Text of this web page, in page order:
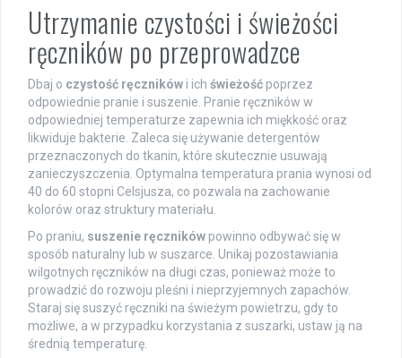
Utrzymanie czystości i świeżości
ręczników po przeprowadzce
Dbaj o czystość ręczników i ich świeżość poprzez
odpowiednie pranie i suszenie. Pranie ręczników w
odpowiedniej temperaturze zapewnia ich miękkość oraz
likwiduje bakterie. Zaleca się używanie detergentów
przeznaczonych do tkanin, które skutecznie usuwają
zanieczyszczenia. Optymalna temperatura prania wynosi od
40 do 60 stopni Celsjusza, co pozwala na zachowanie
kolorów oraz struktury materiału.
Po praniu, suszenie ręczników powinno odbywać się w
sposób naturalny lub w suszarce. Unikaj pozostawiania
wilgotnych ręczników na długi czas, ponieważ może to
prowadzić do rozwoju pleśni i nieprzyjemnych zapachów.
Staraj się suszyć ręczniki na świeżym powietrzu, gdy to
możliwe, a w przypadku korzystania z suszarki, ustaw ją na
średnią temperaturę.